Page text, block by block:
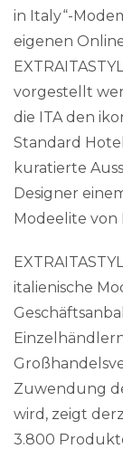
in Italy“-
eigenen
vorgestellt
die ITA den
Standard
kuratierte
Designer
Modeelite von
italienische
Zuwendung
wird, zeigt
3.800